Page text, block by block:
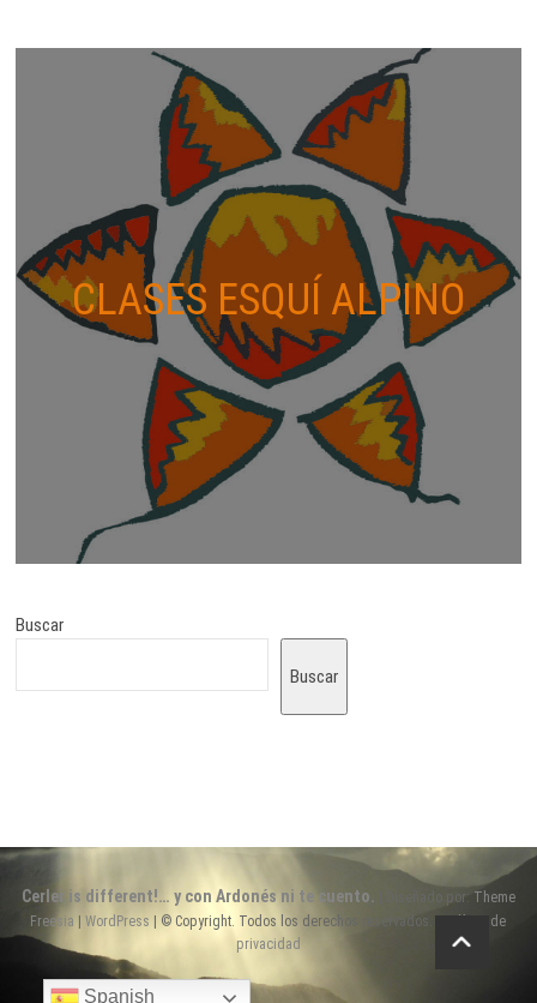
CLASES ESQUÍ ALPINO
Buscar
Buscar
Cerler is different!… y con Ardonés ni te cuento. | Diseñado por: Theme
Freesia
|WordPress | © Copyright. Todos los derechos reservados. |
Política de
privacidad
Spanish